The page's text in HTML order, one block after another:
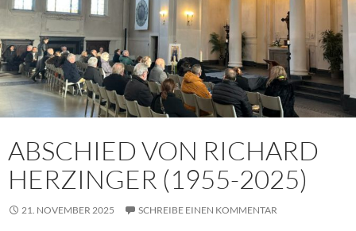
ABSCHIED VON RICHARD
HERZINGER (1955-2025)
21. NOVEMBER 2025 SCHREIBE EINEN KOMMENTAR